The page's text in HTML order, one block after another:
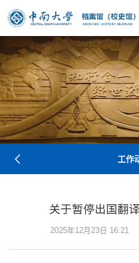
工作
关于暂停出国翻
2025年12月23日 16:21